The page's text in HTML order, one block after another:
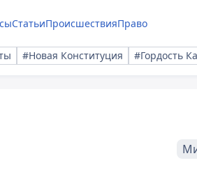
СтатьиПроисшествияПраво
#Новая Конституция #Гордость